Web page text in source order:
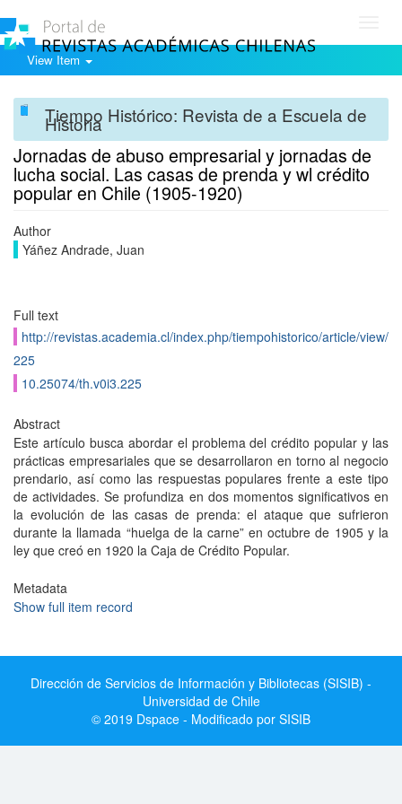
View Item
Tiempo Histórico: Revista de a Escuela de
Historia
Jornadas de abuso empresarial y jornadas de
lucha social. Las casas de prenda y wl crédito
popular en Chile (1905-1920)
Author
Yáñez Andrade, Juan
Full text
http://revistas.academia.cl/index.php/tiempohistorico/article/view/
225
10.25074/th.v0i3.225
Abstract
Este artículo busca abordar el problema del crédito popular y las
prácticas empresariales que se desarrollaron en torno al negocio
prendario, así como las respuestas populares frente a este tipo
de actividades. Se profundiza en dos momentos significativos en
la evolución de las casas de prenda: el ataque que sufrieron
durante la llamada “huelga de la carne” en octubre de 1905 y la
ley que creó en 1920 la Caja de Crédito Popular.
Metadata
Show full item record
Dirección de Servicios de Información y Bibliotecas (SISIB) -
Universidad de Chile
© 2019 Dspace - Modificado por SISIB